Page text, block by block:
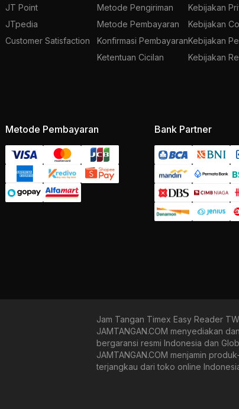
JT Point
JTpedia
Customer Satisfaction
Metode Pengiriman
Metode Pembayaran
Konfirmasi Pembayaran
Ketentuan Cicilan
Kebijakan
Kebijakan
Kebijakan
Kebijakan
Metode Pembayaran Bank Partner
Jam Tangan Timex Easy Reader
JAMTANGAN.COM menyediakan
bergaransi resmi Indonesia dan
JAMTANGAN.COM menjamin
terjangkau dari toko online